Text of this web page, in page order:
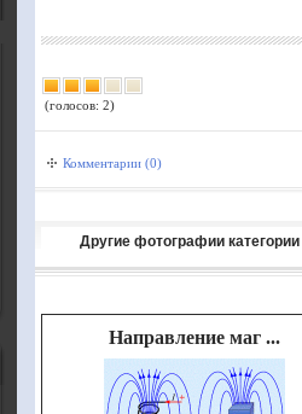
(голосов: 2)
Комментарии (0)
Другие фотографии категории
Направление маг ...